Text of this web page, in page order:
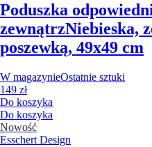
Poduszka
zewnątrzNiebieska,
poszewką, 49x49 cm
W magazynieOstatnie sztuki
149 zł
Do koszyka
Do koszyka
Nowość
Esschert Design